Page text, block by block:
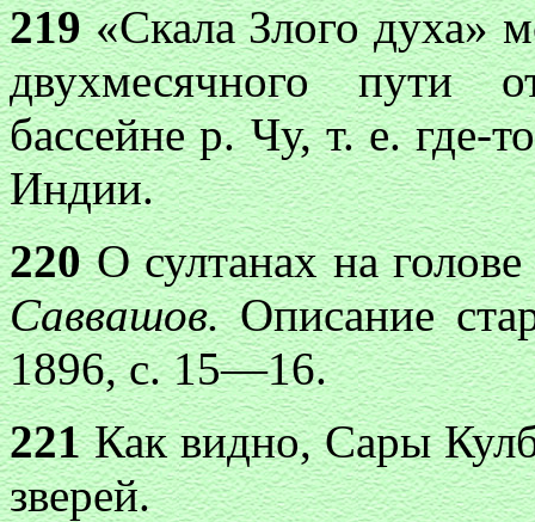
219«Скала Злого духа»
двухмесячного пути
бассейне р. Чу, т. е. где-
Индии.
220О султанах на
Саввашов.Описание
1896, с. 15—16.
221Как видно, Сары
зверей.